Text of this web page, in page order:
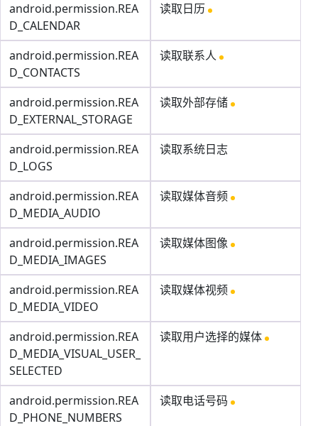
android.permission.REA
D_CALENDAR
读取日历
android.permission.REA
D_CONTACTS
读取联系人
android.permission.REA
D_EXTERNAL_STORAGE
读取外部存储
android.permission.REA
D_LOGS
读取系统日志
android.permission.REA
D_MEDIA_AUDIO
读取媒体音频
android.permission.REA
D_MEDIA_IMAGES
读取媒体图像
android.permission.REA
D_MEDIA_VIDEO
读取媒体视频
android.permission.REA
D_MEDIA_VISUAL_USER_
SELECTED
读取用户选择的媒体
android.permission.REA
D_PHONE_NUMBERS
读取电话号码